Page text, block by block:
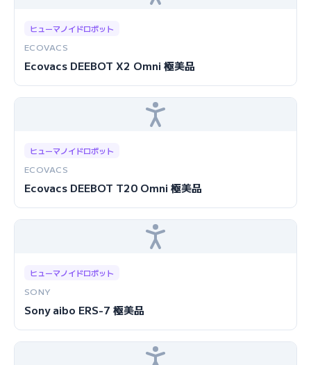
ヒューマノイドロボット
ECOVACS
Ecovacs DEEBOT X2 Omni 極美品
ヒューマノイドロボット
ECOVACS
Ecovacs DEEBOT T20 Omni 極美品
ヒューマノイドロボット
SONY
Sony aibo ERS-7 極美品